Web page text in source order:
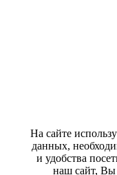
На сайте
данных,
и удобства
наш сайт, Вы